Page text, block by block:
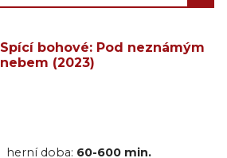
Spící bohové: Pod neznámým
nebem (2023)
herní doba: 60-600 min.